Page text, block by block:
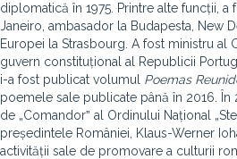
diplomatică în 1975. Printre alte funcții,
Janeiro, ambasador la Budapesta, New
Europei la Strasbourg. A fost ministru al
guvern constituțional al Republicii
i-a fost publicat volumul Poemas
poemele sale publicate până în 2016. În
de „Comandorˮ al Ordinului Național
președintele României, Klaus-Werner
activității sale de promovare a culturii